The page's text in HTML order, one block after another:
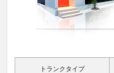
トランクタイプ